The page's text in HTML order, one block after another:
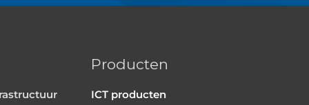
Producten
ICT producten